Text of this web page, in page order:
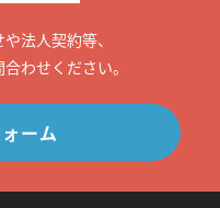
法人契約等、
わせください。
ーム